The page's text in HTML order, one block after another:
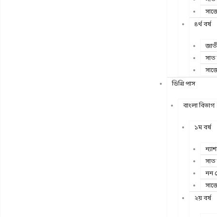
৪র্থ বর্ষ
ডিগ্রি পাস
বাংলা বিভাগ
১ম বর্ষ
নন
২য় বর্ষ